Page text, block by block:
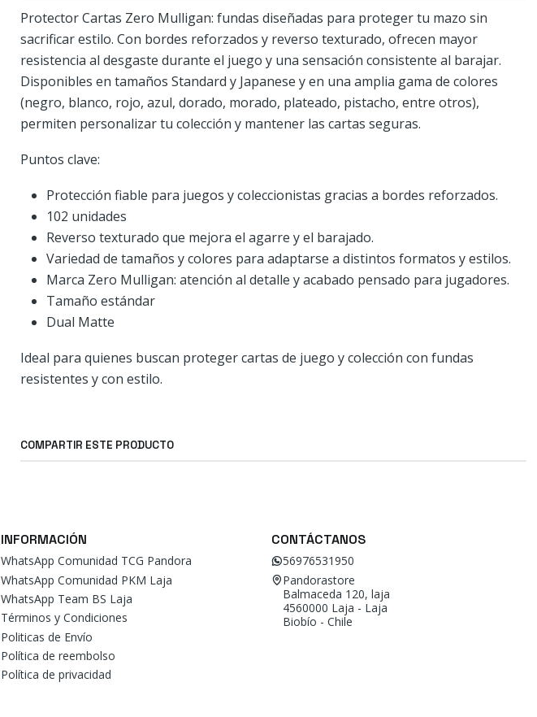
Protector Cartas Zero Mulligan: fundas diseñadas para proteger tu mazo sin
sacrificar estilo. Con bordes reforzados y reverso texturado, ofrecen mayor
resistencia al desgaste durante el juego y una sensación consistente al barajar.
Disponibles en tamaños Standard y Japanese y en una amplia gama de colores
(negro, blanco, rojo, azul, dorado, morado, plateado, pistacho, entre otros),
permiten personalizar tu colección y mantener las cartas seguras.
Puntos clave:
Protección fiable para juegos y coleccionistas gracias a bordes reforzados.
102 unidades
Reverso texturado que mejora el agarre y el barajado.
Variedad de tamaños y colores para adaptarse a distintos formatos y estilos.
Marca Zero Mulligan: atención al detalle y acabado pensado para jugadores.
Tamaño estándar
Dual Matte
Ideal para quienes buscan proteger cartas de juego y colección con fundas
resistentes y con estilo.
COMPARTIR ESTE PRODUCTO
INFORMACIÓN
WhatsApp Comunidad TCG Pandora
WhatsApp Comunidad PKM Laja
WhatsApp Team BS Laja
Términos y Condiciones
Politicas de Envío
Política de reembolso
Política de privacidad
CONTÁCTANOS
56976531950
Pandorastore
Balmaceda 120, laja
4560000 Laja - Laja
Biobío - Chile